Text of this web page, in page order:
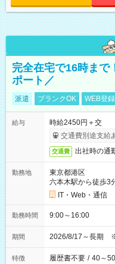
完全在宅で16時まで
ポート／
派遣 ブランクOK WEB登
給与
時給2450円＋交
交通費別途支給
交通費 出社時の通
勤務地
東京都港区
六本木駅から徒歩3
IT・Web・通信
勤務時間 9:00～16:00
期間 2026/8/17～長期
特徴 履歴書不要 / 40～